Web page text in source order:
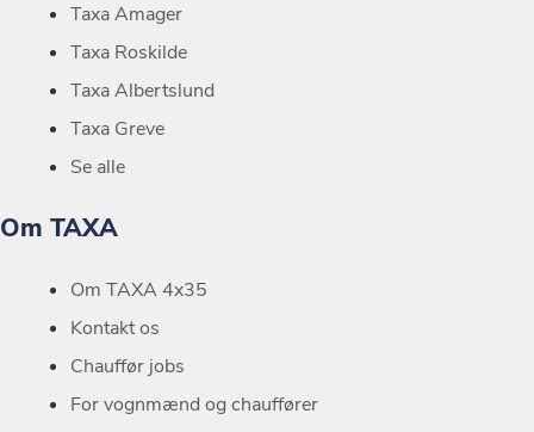
Taxa Amager
Taxa Roskilde
Taxa Albertslund
Taxa Greve
Se alle
Om TAXA
Om TAXA 4x35
Kontakt os
Chauffør jobs
For vognmænd og chauffører